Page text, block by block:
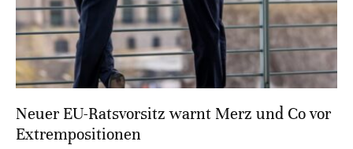
Neuer EU-Ratsvorsitz warnt Merz und Co vor
Extrempositionen